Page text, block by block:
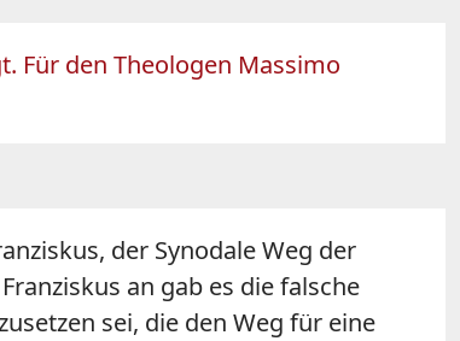
Für den Theologen Massimo
der Synodale Weg der
an gab es die falsche
sei, die den Weg für eine